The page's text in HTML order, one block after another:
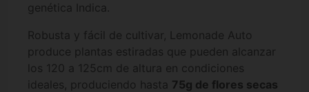
genética Indica.
Robusta y fácil de cultivar, Lemonade Auto
produce plantas estiradas que pueden alcanzar
los 120 a 125cm de altura en condiciones
ideales, produciendo hasta 75g de flores secas